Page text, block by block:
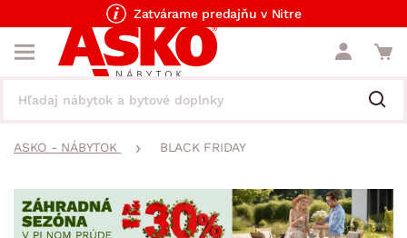
Zatvárame predajňu v Nitre
ASKO - NÁBYTOK BLACK FRIDAY